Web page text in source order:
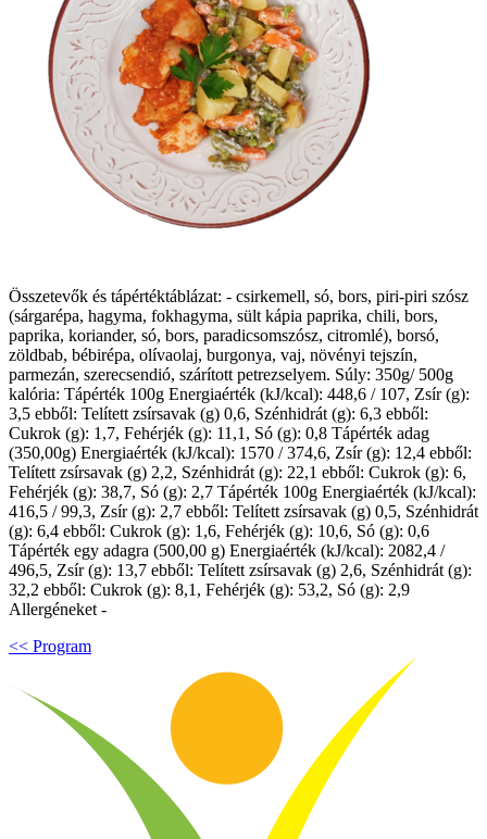
Összetevők és tápértéktáblázat: - csirkemell, só, bors, piri-piri szósz
(sárgarépa, hagyma, fokhagyma, sült kápia paprika, chili, bors,
paprika, koriander, só, bors, paradicsomszósz, citromlé), borsó,
zöldbab, bébirépa, olívaolaj, burgonya, vaj, növényi tejszín,
parmezán, szerecsendió, szárított petrezselyem. Súly: 350g/ 500g
kalória: Tápérték 100g Energiaérték (kJ/kcal): 448,6 / 107, Zsír (g):
3,5 ebből: Telített zsírsavak (g) 0,6, Szénhidrát (g): 6,3 ebből:
Cukrok (g): 1,7, Fehérjék (g): 11,1, Só (g): 0,8 Tápérték adag
(350,00g) Energiaérték (kJ/kcal): 1570 / 374,6, Zsír (g): 12,4 ebből:
Telített zsírsavak (g) 2,2, Szénhidrát (g): 22,1 ebből: Cukrok (g): 6,
Fehérjék (g): 38,7, Só (g): 2,7 Tápérték 100g Energiaérték (kJ/kcal):
416,5 / 99,3, Zsír (g): 2,7 ebből: Telített zsírsavak (g) 0,5, Szénhidrát
(g): 6,4 ebből: Cukrok (g): 1,6, Fehérjék (g): 10,6, Só (g): 0,6
Tápérték egy adagra (500,00 g) Energiaérték (kJ/kcal): 2082,4 /
496,5, Zsír (g): 13,7 ebből: Telített zsírsavak (g) 2,6, Szénhidrát (g):
32,2 ebből: Cukrok (g): 8,1, Fehérjék (g): 53,2, Só (g): 2,9
Allergéneket -
<< Program